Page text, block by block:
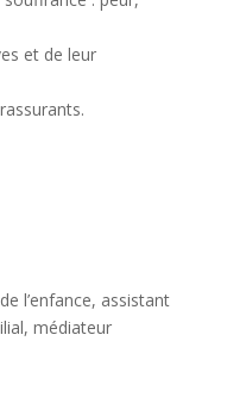
et de leur
l’enfance, assistant
médiateur